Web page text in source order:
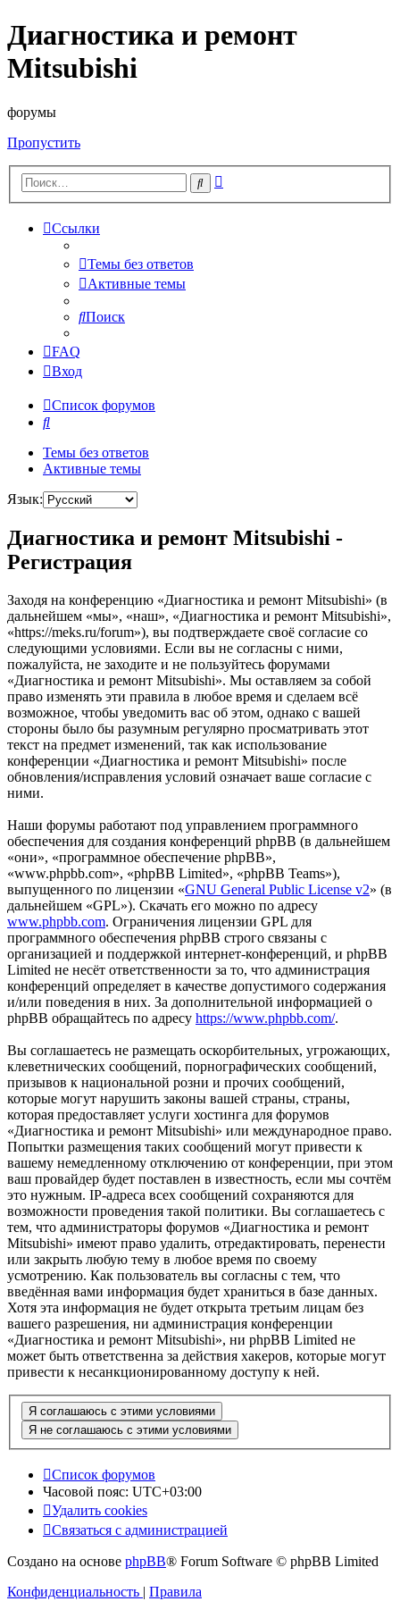
Диагностика и ремонт
Mitsubishi
форумы
Пропустить
Поиск
Ссылки
Темы без ответов
Активные темы
Поиск
FAQ
Вход
Список форумов
Поиск
Темы без ответов
Активные темы
Язык:
Диагностика и ремонт Mitsubishi -
Регистрация
Заходя на конференцию «Диагностика и ремонт Mitsubishi» (в
дальнейшем «мы», «наш», «Диагностика и ремонт Mitsubishi»,
«https://meks.ru/forum»), вы подтверждаете своё согласие со
следующими условиями. Если вы не согласны с ними,
пожалуйста, не заходите и не пользуйтесь форумами
«Диагностика и ремонт Mitsubishi». Мы оставляем за собой
право изменять эти правила в любое время и сделаем всё
возможное, чтобы уведомить вас об этом, однако с вашей
стороны было бы разумным регулярно просматривать этот
текст на предмет изменений, так как использование
конференции «Диагностика и ремонт Mitsubishi» после
обновления/исправления условий означает ваше согласие с
ними.
Наши форумы работают под управлением программного
обеспечения для создания конференций phpBB (в дальнейшем
«они», «программное обеспечение phpBB»,
«www.phpbb.com», «phpBB Limited», «phpBB Teams»),
выпущенного по лицензии «GNU General Public License v2» (в
дальнейшем «GPL»). Скачать его можно по адресу
www.phpbb.com. Ограничения лицензии GPL для
программного обеспечения phpBB строго связаны с
организацией и поддержкой интернет-конференций, и phpBB
Limited не несёт ответственности за то, что администрация
конференций определяет в качестве допустимого содержания
и/или поведения в них. За дополнительной информацией о
phpBB обращайтесь по адресу https://www.phpbb.com/.
Вы соглашаетесь не размещать оскорбительных, угрожающих,
клеветнических сообщений, порнографических сообщений,
призывов к национальной розни и прочих сообщений,
которые могут нарушить законы вашей страны, страны,
которая предоставляет услуги хостинга для форумов
«Диагностика и ремонт Mitsubishi» или международное право.
Попытки размещения таких сообщений могут привести к
вашему немедленному отключению от конференции, при этом
ваш провайдер будет поставлен в известность, если мы сочтём
это нужным. IP-адреса всех сообщений сохраняются для
возможности проведения такой политики. Вы соглашаетесь с
тем, что администраторы форумов «Диагностика и ремонт
Mitsubishi» имеют право удалить, отредактировать, перенести
или закрыть любую тему в любое время по своему
усмотрению. Как пользователь вы согласны с тем, что
введённая вами информация будет храниться в базе данных.
Хотя эта информация не будет открыта третьим лицам без
вашего разрешения, ни администрация конференции
«Диагностика и ремонт Mitsubishi», ни phpBB Limited не
может быть ответственна за действия хакеров, которые могут
привести к несанкционированному доступу к ней.
Список форумов
Часовой пояс: UTC+03:00
Удалить cookies
Связаться с администрацией
Создано на основе phpBB® Forum Software © phpBB Limited
Конфиденциальность | Правила